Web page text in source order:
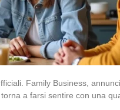
Family Business,
a farsi sentire con una